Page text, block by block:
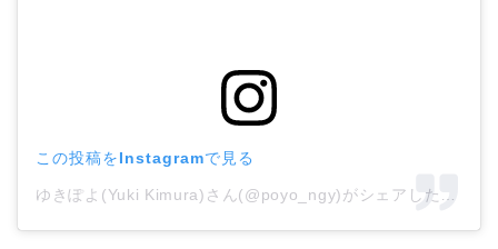
この投稿をInstagramで見る